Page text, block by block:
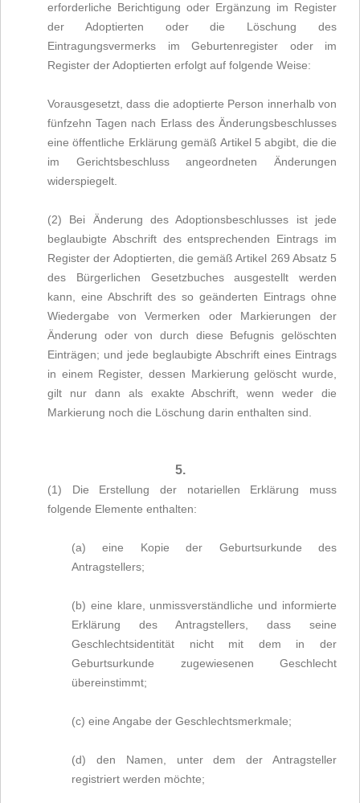
erforderliche Berichtigung oder Ergänzung im Register
der Adoptierten oder die Löschung des
Eintragungsvermerks im Geburtenregister oder im
Register der Adoptierten erfolgt auf folgende Weise:
Vorausgesetzt, dass die adoptierte Person innerhalb von
fünfzehn Tagen nach Erlass des Änderungsbeschlusses
eine öffentliche Erklärung gemäß Artikel 5 abgibt, die die
im Gerichtsbeschluss angeordneten Änderungen
widerspiegelt.
(2) Bei Änderung des Adoptionsbeschlusses ist jede
beglaubigte Abschrift des entsprechenden Eintrags im
Register der Adoptierten, die gemäß Artikel 269 Absatz 5
des Bürgerlichen Gesetzbuches ausgestellt werden
kann, eine Abschrift des so geänderten Eintrags ohne
Wiedergabe von Vermerken oder Markierungen der
Änderung oder von durch diese Befugnis gelöschten
Einträgen; und jede beglaubigte Abschrift eines Eintrags
in einem Register, dessen Markierung gelöscht wurde,
gilt nur dann als exakte Abschrift, wenn weder die
Markierung noch die Löschung darin enthalten sind.
5.
(1) Die Erstellung der notariellen Erklärung muss
folgende Elemente enthalten:
(a) eine Kopie der Geburtsurkunde des
Antragstellers;
(b) eine klare, unmissverständliche und informierte
Erklärung des Antragstellers, dass seine
Geschlechtsidentität nicht mit dem in der
Geburtsurkunde zugewiesenen Geschlecht
übereinstimmt;
(c) eine Angabe der Geschlechtsmerkmale;
(d) den Namen, unter dem der Antragsteller
registriert werden möchte;